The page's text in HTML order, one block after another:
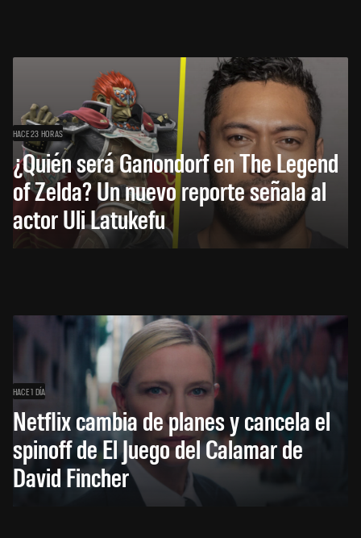
HACE 23 HORAS
¿Quién será Ganondorf en The Legend
of Zelda? Un nuevo reporte señala al
actor Uli Latukefu
HACE 1 DÍA
Netflix cambia de planes y cancela el
spinoff de El Juego del Calamar de
David Fincher